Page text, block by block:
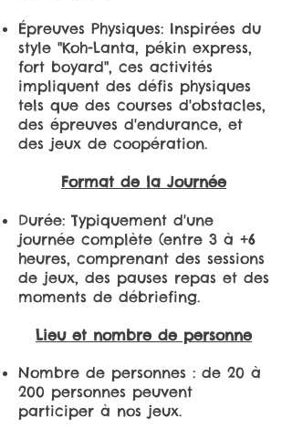
Épreuves Physiques: Inspirées du
style "Koh-Lanta, pékin express,
fort boyard", ces activités
impliquent des défis physiques
tels que des courses d'obstacles,
des épreuves d'endurance, et
des jeux de coopération.
Format de la Journée
Durée: Typiquement d'une
journée complète (entre 3 à +6
heures, comprenant des sessions
de jeux, des pauses repas et des
moments de débriefing.
Lieu et nombre de personne
Nombre de personnes : de 20 à
200 personnes peuvent
participer à nos jeux.